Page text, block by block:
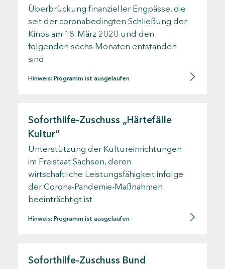
Überbrückung finanzieller Engpässe, die
seit der coronabedingten Schließung der
Kinos am 18. März 2020 und den
folgenden sechs Monaten entstanden
sind
Hinweis: Programm ist ausgelaufen
Soforthilfe-Zuschuss „Härtefälle
Kultur“
Unterstützung der Kultureinrichtungen
im Freistaat Sachsen, deren
wirtschaftliche Leistungsfähigkeit infolge
der Corona-Pandemie-Maßnahmen
beeinträchtigt ist
Hinweis: Programm ist ausgelaufen
Soforthilfe-Zuschuss Bund